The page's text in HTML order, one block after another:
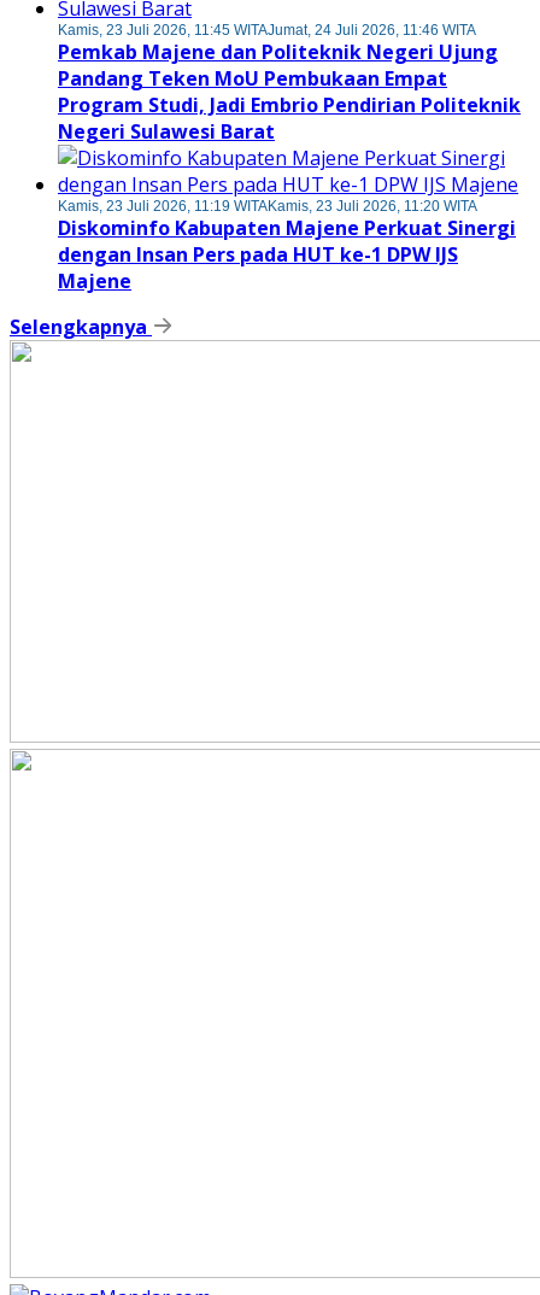
Kamis, 23 Juli 2026, 11:45 WITAJumat, 24 Juli 2026, 11:46 WITA
Pemkab Majene dan Politeknik Negeri Ujung
Pandang Teken MoU Pembukaan Empat
Program Studi, Jadi Embrio Pendirian Politeknik
Negeri Sulawesi Barat
Kamis, 23 Juli 2026, 11:19 WITAKamis, 23 Juli 2026, 11:20 WITA
Diskominfo Kabupaten Majene Perkuat Sinergi
dengan Insan Pers pada HUT ke-1 DPW IJS
Majene
Selengkapnya